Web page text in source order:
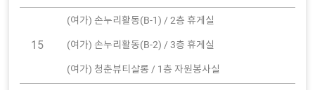
15
(여가) 손누리활동(B-1) / 2층 휴게실
(여가) 손누리활동(B-2) / 3층 휴게실
(여가) 청춘뷰티살롱 / 1층 자원봉사실